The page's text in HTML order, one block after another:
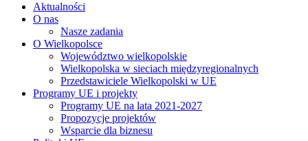
Aktualności
O nas
Nasze zadania
O Wielkopolsce
Województwo wielkopolskie
Wielkopolska w sieciach międzyregionalnych
Przedstawiciele Wielkopolski w UE
Programy UE i projekty
Programy UE na lata 2021-2027
Propozycje projektów
Wsparcie dla biznesu